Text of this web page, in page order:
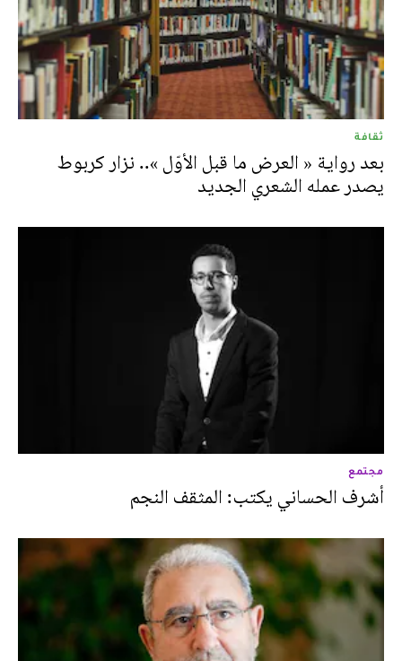
ثقافة
بعد رواية « العرض ما قبل الأوّل ».. نزار كربوط
يصدر عمله الشعري الجديد
مجتمع
أشرف الحساني يكتب: المثقف النجم